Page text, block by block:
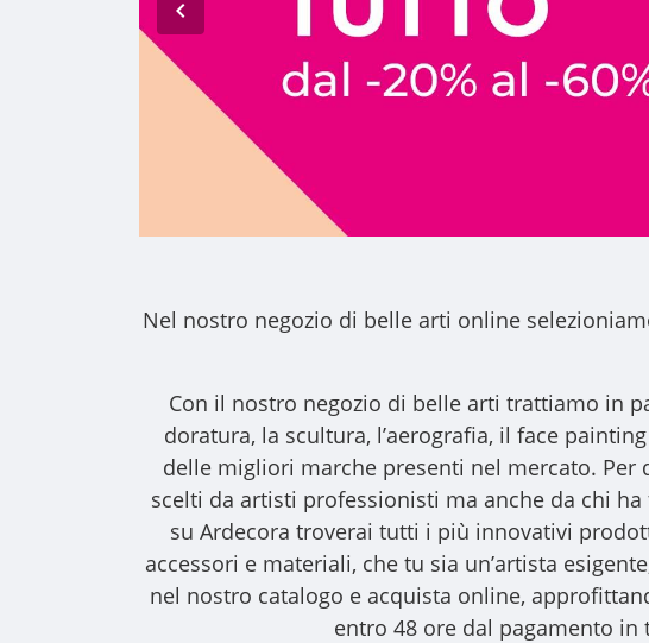
Nel nostro negozio di belle arti online
Con il nostro negozio di belle arti trattiamo in
doratura, la scultura, l’aerografia, il face
delle migliori marche presenti nel mercato. Per
scelti da artisti professionisti ma anche da chi
su Ardecora troverai tutti i più innovativi
accessori e materiali, che tu sia un’artista
nel nostro catalogo e acquista online,
entro 48 ore dal pagamento